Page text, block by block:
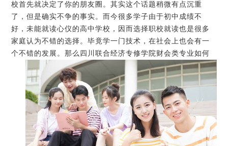
校首先就决定了你的朋友圈。其实这个话题稍微有点沉重
了，但是确实不争的事实。而今很多学子由于初中成绩不
好，未能就读心仪的高中学校，因而选择职校就读也是很多
家庭认为不错的选择。毕竟学一门技术，在社会上也会有一
个不错的发展。那么四川联合经济专修学院财会类专业如何